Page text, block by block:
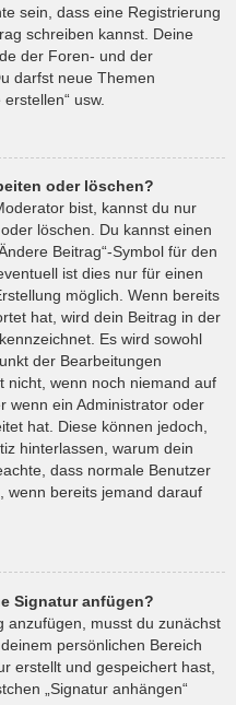
sein, dass eine Registrierung
schreiben kannst. Deine
der Foren- und der
darfst neue Themen
usw.
oder löschen?
bist, kannst du nur
löschen. Du kannst einen
Beitrag“-Symbol für den
ist dies nur für einen
möglich. Wenn bereits
hat, wird dein Beitrag in der
Es wird sowohl
der Bearbeitungen
nicht, wenn noch niemand auf
wenn ein Administrator oder
hat. Diese können jedoch,
hinterlassen, warum dein
dass normale Benutzer
wenn bereits jemand darauf
Signatur anfügen?
anzufügen, musst du zunächst
persönlichen Bereich
erstellt und gespeichert hast,
„Signatur anhängen“